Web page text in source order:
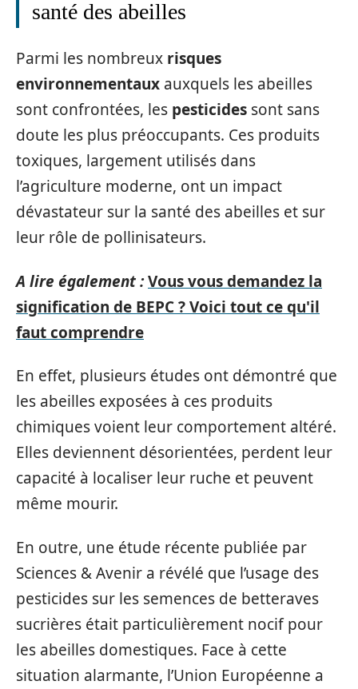
santé des abeilles
Parmi les nombreux risques
environnementaux auxquels les abeilles
sont confrontées, les pesticides sont sans
doute les plus préoccupants. Ces produits
toxiques, largement utilisés dans
l’agriculture moderne, ont un impact
dévastateur sur la santé des abeilles et sur
leur rôle de pollinisateurs.
A lire également :Vous vous demandez la
signification de BEPC ? Voici tout ce qu'il
faut comprendre
En effet, plusieurs études ont démontré que
les abeilles exposées à ces produits
chimiques voient leur comportement altéré.
Elles deviennent désorientées, perdent leur
capacité à localiser leur ruche et peuvent
même mourir.
En outre, une étude récente publiée par
Sciences & Avenir a révélé que l’usage des
pesticides sur les semences de betteraves
sucrières était particulièrement nocif pour
les abeilles domestiques. Face à cette
situation alarmante, l’Union Européenne a